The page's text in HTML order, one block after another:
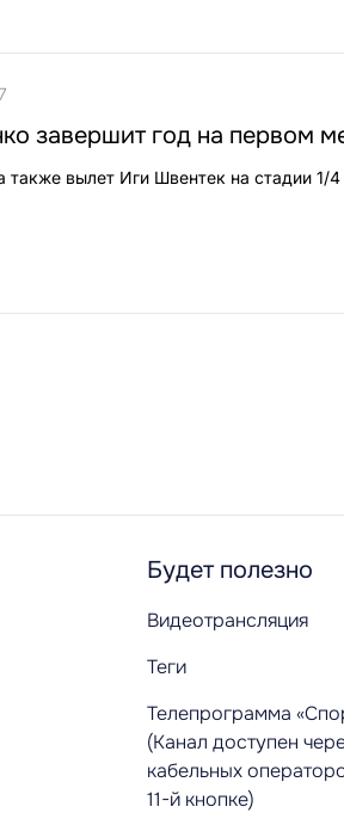
завершит год на первом
также вылет Иги Швентек на стадии 1/
Будет полезно
Видеотрансляция
Теги
Телепрограмма
(Канал доступен
кабельных
11-й кнопке)